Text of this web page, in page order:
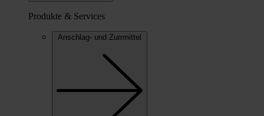
Produkte & Services
Anschlag- und Zurrmittel